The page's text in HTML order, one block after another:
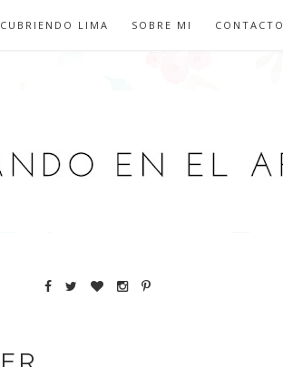
LIMA SOBRE MI CONTACTO